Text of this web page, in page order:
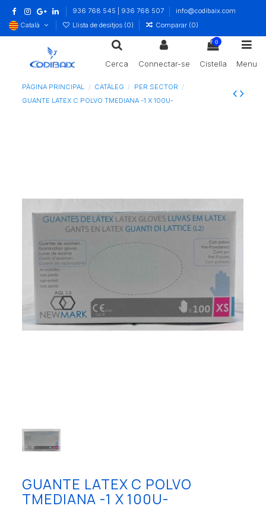
936 768 545 | 936 768 507
info@codibaix.com
Català
Llista de desitjos (0) Comparar (0)
Cerca Connectar-se
0
Cistella Menu
PÀGINA PRINCIPAL CATÀLEG
PER SECTOR
GUANTE LATEX C POLVO TMEDIANA -1 X 100U-
GUANTE LATEX C POLVO
TMEDIANA -1 X 100U-